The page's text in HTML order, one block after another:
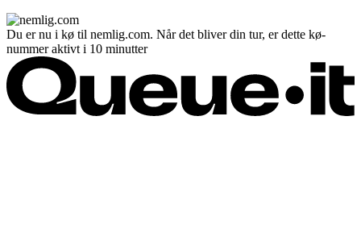
Du er nu i kø til nemlig.com. Når det bliver din tur, er dette kø-
nummer aktivt i 10 minutter